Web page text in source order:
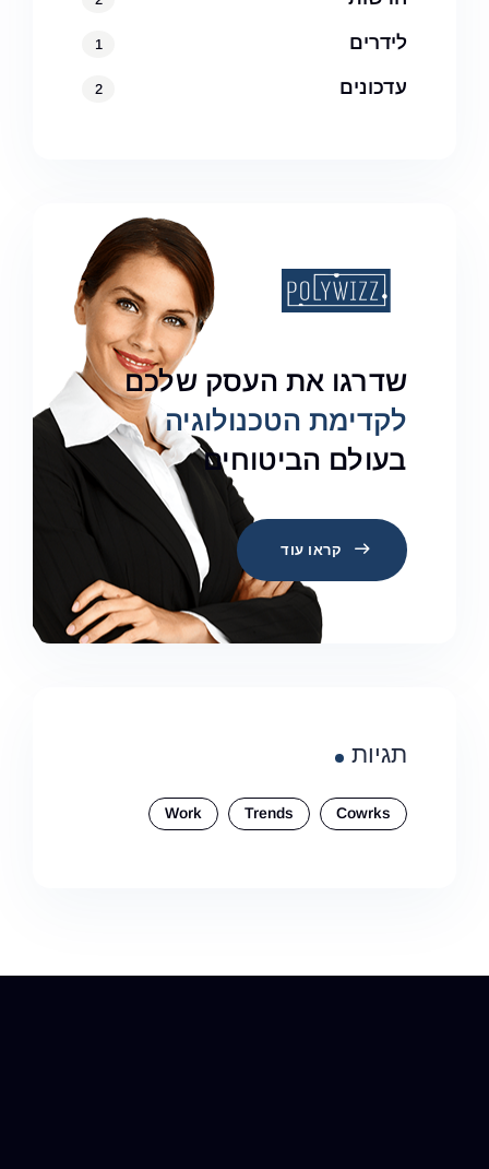
לידרים 1
עדכונים 2
שדרגו את העסק שלכם
לקדימת הטכנולוגיה
בעולם הביטוחים
קראו עוד
תגיות
Cowrks
Trends
Work